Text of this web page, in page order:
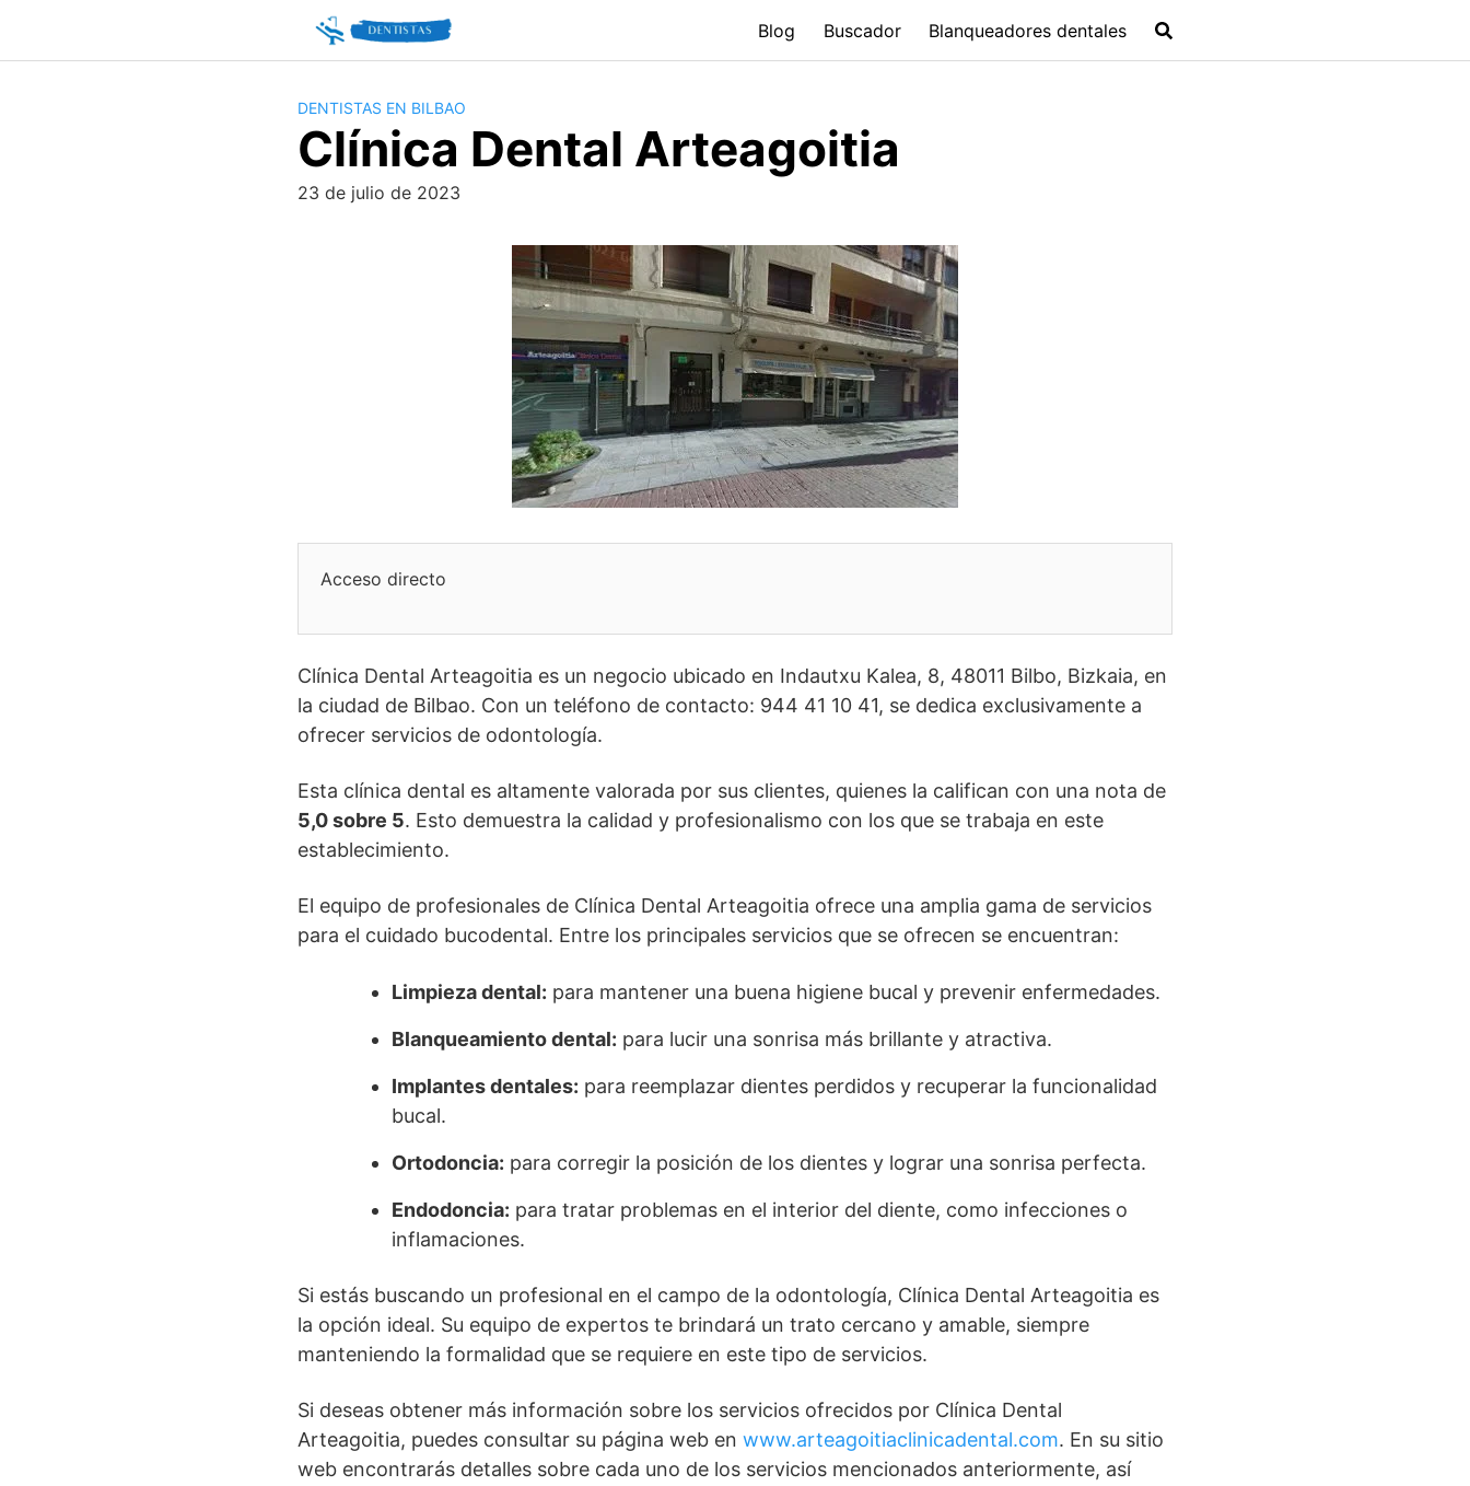
content
Blog Buscador Blanqueadores dentales
DENTISTAS EN BILBAO
Clínica Dental Arteagoitia
23 de julio de 2023
Acceso directo
Clínica Dental Arteagoitia es un negocio ubicado en Indautxu Kalea, 8, 48011 Bilbo, Bizkaia, en
la ciudad de Bilbao. Con un teléfono de contacto: 944 41 10 41, se dedica exclusivamente a
ofrecer servicios de odontología.
Esta clínica dental es altamente valorada por sus clientes, quienes la califican con una nota de
5,0 sobre 5. Esto demuestra la calidad y profesionalismo con los que se trabaja en este
establecimiento.
El equipo de profesionales de Clínica Dental Arteagoitia ofrece una amplia gama de servicios
para el cuidado bucodental. Entre los principales servicios que se ofrecen se encuentran:
Limpieza dental: para mantener una buena higiene bucal y prevenir enfermedades.
Blanqueamiento dental: para lucir una sonrisa más brillante y atractiva.
Implantes dentales: para reemplazar dientes perdidos y recuperar la funcionalidad
bucal.
Ortodoncia: para corregir la posición de los dientes y lograr una sonrisa perfecta.
Endodoncia: para tratar problemas en el interior del diente, como infecciones o
inflamaciones.
Si estás buscando un profesional en el campo de la odontología, Clínica Dental Arteagoitia es
la opción ideal. Su equipo de expertos te brindará un trato cercano y amable, siempre
manteniendo la formalidad que se requiere en este tipo de servicios.
Si deseas obtener más información sobre los servicios ofrecidos por Clínica Dental
Arteagoitia, puedes consultar su página web en www.arteagoitiaclinicadental.com. En su sitio
web encontrarás detalles sobre cada uno de los servicios mencionados anteriormente, así